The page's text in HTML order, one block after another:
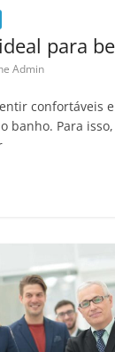
para
Admin
confortáveis
banho. Para isso,